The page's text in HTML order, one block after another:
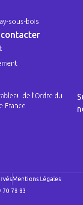
sous-bois
de l’Ordre du
France
Mentions Légales
70 78 83